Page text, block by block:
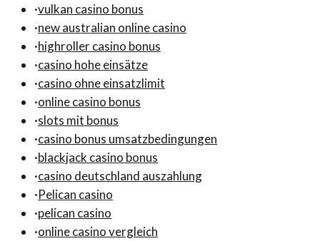
·vulkan casino bonus
·new australian online casino
·highroller casino bonus
·casino hohe einsätze
·casino ohne einsatzlimit
·online casino bonus
·slots mit bonus
·casino bonus umsatzbedingungen
·blackjack casino bonus
·casino deutschland auszahlung
·Pelican casino
·pelican casino
·online casino vergleich